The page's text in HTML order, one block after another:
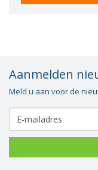
Aanmelden
Meld u aan voor de